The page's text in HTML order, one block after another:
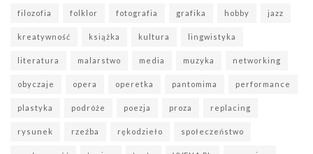
filozofia folklor fotografia grafika hobby jazz
kreatywność książka kultura lingwistyka
literatura malarstwo media muzyka networking
obyczaje opera operetka pantomima performance
plastyka podróże poezja proza replacing
rysunek rzeźba rękodzieło społeczeństwo